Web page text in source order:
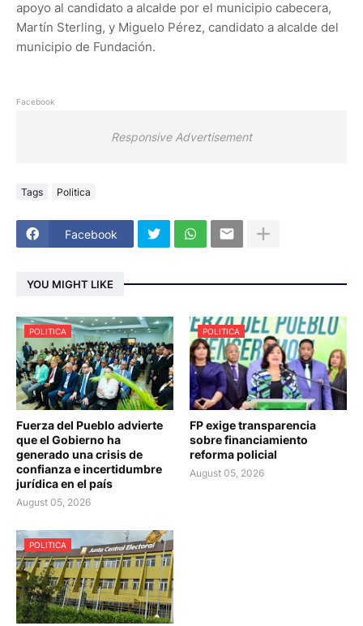
apoyo al candidato a alcalde por el municipio cabecera,
Martín Sterling, y Miguelo Pérez, candidato a alcalde del
municipio de Fundación.
Facebook
Responsive Advertisement
Tags Politica
Facebook
YOU MIGHT LIKE
POLITICA
Fuerza del Pueblo advierte
que el Gobierno ha
generado una crisis de
confianza e incertidumbre
jurídica en el país
August 05, 2026
POLITICA
FP exige transparencia
sobre financiamiento
reforma policial
August 05, 2026
POLITICA